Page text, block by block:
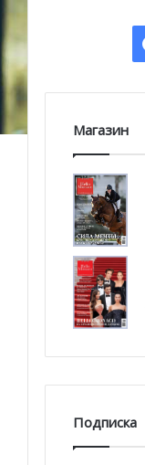
Магазин
Подписка